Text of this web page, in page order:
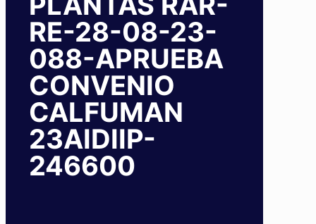
RE-28-08-23-
088-APRUEBA
CONVENIO
CALFUMAN
23AIDIIP-
246600